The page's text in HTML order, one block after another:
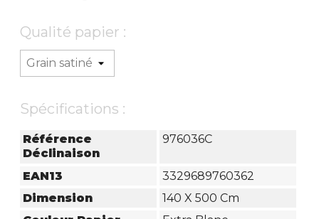
Qualité papier :
Spécifications :
Référence
Déclinaison
976036C
EAN13
3329689760362
Dimension
140 X 500 Cm